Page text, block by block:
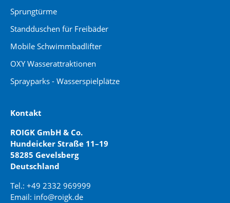
Sprungtürme
Standduschen für Freibäder
Mobile Schwimmbadlifter
OXY Wasserattraktionen
Sprayparks - Wasserspielplätze
Kontakt
ROIGK GmbH & Co.
Hundeicker Straße 11–19
58285 Gevelsberg
Deutschland
Tel.: +49 2332 969999
Email: info@roigk.de